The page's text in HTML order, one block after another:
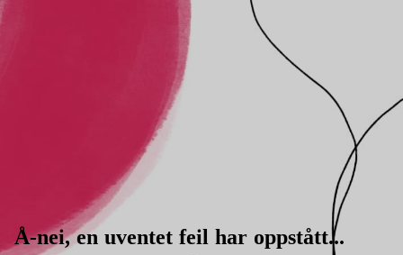
Å-nei, en uventet feil har oppstått...